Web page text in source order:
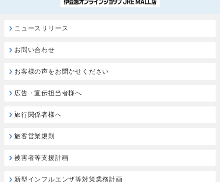
ニュースリリース
お問い合わせ
お客様の声をお聞かせください
広告・宣伝担当者様へ
旅行関係者様へ
旅客営業規則
被害者等支援計画
新型インフルエンザ等対策業務計画